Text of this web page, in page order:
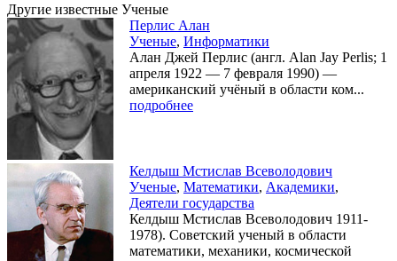
Другие известные Ученые
Перлис Алан
Ученые, Информатики
Алан Джей Перлис (англ. Alan Jay Perlis; 1
апреля 1922 — 7 февраля 1990) —
американский учёный в области ком...
подробнее
Келдыш Мстислав Всеволодович
Ученые, Математики, Академики,
Деятели государства
Келдыш Мстислав Всеволодович 1911-
1978). Советский ученый в области
математики, механики, космической